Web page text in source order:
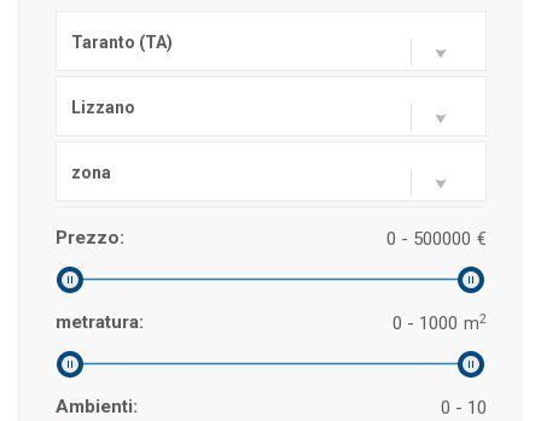
Taranto (TA)
Lizzano
zona
Prezzo: €
0 - 500000
metratura: m2
0 - 1000
Ambienti: 0 - 10